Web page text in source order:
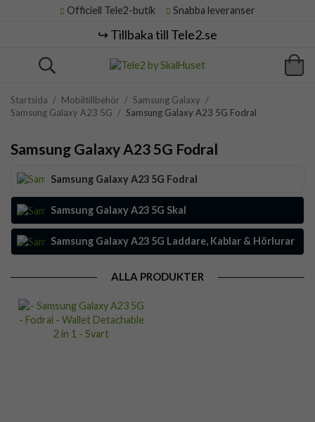
Officiell Tele2-butik Snabba leveranser
↪️ Tillbaka till Tele2.se
Startsida / Mobiltillbehör / Samsung Galaxy /
Samsung Galaxy A23 5G / Samsung Galaxy A23 5G Fodral
Samsung Galaxy A23 5G Fodral
Samsung Galaxy A23 5G Fodral
Samsung Galaxy A23 5G Skal
Samsung Galaxy A23 5G Laddare, Kablar & Hörlurar
ALLA PRODUKTER